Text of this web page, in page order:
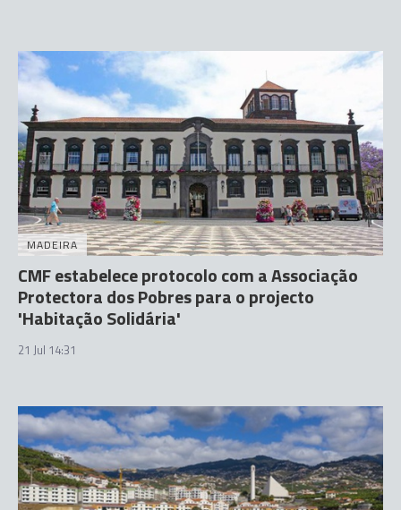
MADEIRA
CMF estabelece protocolo com a Associação
Protectora dos Pobres para o projecto
'Habitação Solidária'
21 Jul 14:31